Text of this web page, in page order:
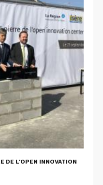
DE L'OPEN INNOVATION